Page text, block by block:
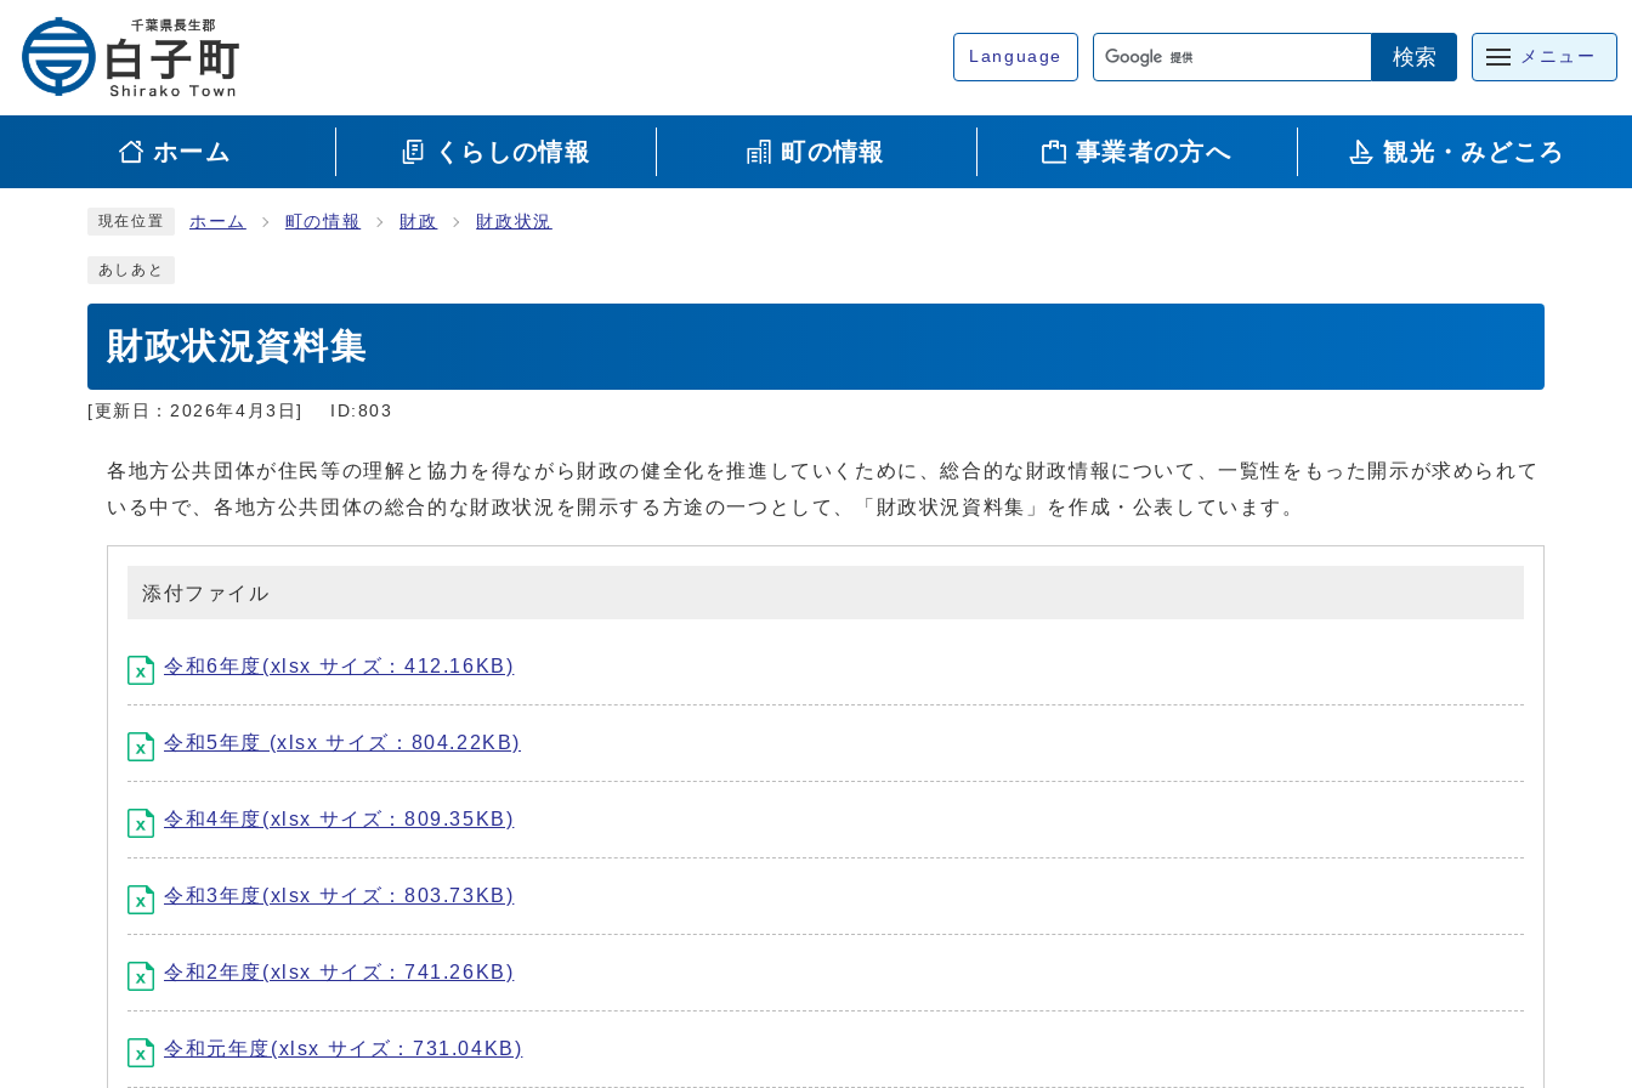
Language 検索 メニュー
ホーム くらしの情報 町の情報 事業者の方へ 観光・みどころ
現在位置 ホーム 町の情報 財政 財政状況
あしあと
財政状況資料集
[更新日： 2026年4月3日] ID:803
各地方公共団体が住民等の理解と協力を得ながら財政の健全化を推進していくために、総合的な財政情報について、一覧性をもった開示が求められて
いる中で、各地方公共団体の総合的な財政状況を開示する方途の一つとして、「財政状況資料集」を作成・公表しています。
添付ファイル
令和6年度(xlsx サイズ：412.16KB)
令和5年度 (xlsx サイズ：804.22KB)
令和4年度(xlsx サイズ：809.35KB)
令和3年度(xlsx サイズ：803.73KB)
令和2年度(xlsx サイズ：741.26KB)
令和元年度(xlsx サイズ：731.04KB)